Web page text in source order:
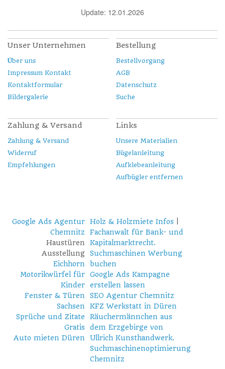
Update: 12.01.2026
Unser Unternehmen
Über uns
Impressum Kontakt
Kontaktformular
Bildergalerie
Bestellung
Bestellvorgang
AGB
Datenschutz
Suche
Zahlung & Versand
Zahlung & Versand
Widerruf
Empfehlungen
Links
Unsere Materialien
Bügelanleitung
Aufklebeanleitung
Aufbügler entfernen
Google Ads Agentur
Chemnitz
Haustüren
Ausstellung
Eichhorn
Motorikwürfel für
Kinder
Fenster & Türen
Sachsen
Sprüche und Zitate
Gratis
Auto mieten Düren
Holz & Holzmiete Infos|
Fachanwalt für Bank- und
Kapitalmarktrecht.
Suchmaschinen Werbung
buchen
Google Ads Kampagne
erstellen lassen
SEO Agentur Chemnitz
KFZ Werkstatt in Düren
Räuchermännchen aus
dem Erzgebirge von
Ullrich Kunsthandwerk.
Suchmaschinenoptimierung
Chemnitz